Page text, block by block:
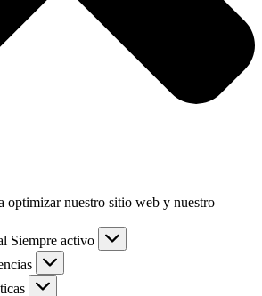
optimizar nuestro sitio web y nuestro
Siempre activo